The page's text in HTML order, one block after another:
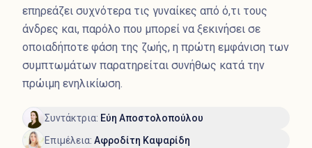
επηρεάζει συχνότερα τις γυναίκες από ό,τι τους
άνδρες και, παρόλο που μπορεί να ξεκινήσει σε
οποιαδήποτε φάση της ζωής, η πρώτη εμφάνιση των
συμπτωμάτων παρατηρείται συνήθως κατά την
πρώιμη ενηλικίωση.
Συντάκτρια: Εύη Αποστολοπούλου
Επιμέλεια: Αφροδίτη Καψαρίδη